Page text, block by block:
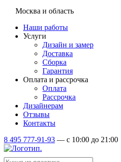
Москва и область
Наши работы
Услуги
Дизайн и замер
Доставка
Сборка
Гарантия
Оплата и рассрочка
Оплата
Рассрочка
Дизайнерам
Отзывы
Контакты
8 495 777-91-93 — c 10:00 до 21:00